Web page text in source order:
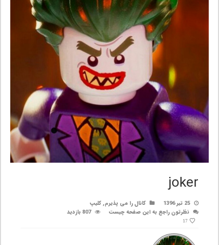
joker
25 تیر 1396 کانال را می پذیرم,کلیپ
نظرتون راجع به این صفحه چیست
807 بازدید
17